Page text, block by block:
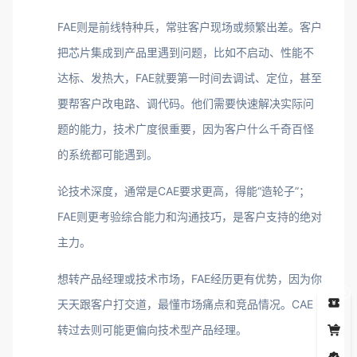
FAE则是前线特种兵，常驻客户现场或频繁出差。客户
把芯片集成到产品里遇到问题，比如不启动、性能不
达标、发热大，FAE就要第一时间去调试、定位，甚至
要帮客户改电路、调代码。他们需要快速解决实际问
题的能力，技术广度很重要，因为客户什么千奇百怪
的系统都可能遇到。
论技术深度，通常是CAE要求更高，得能“造轮子”；
FAE则更考验综合能力和沟通技巧，是客户支持的绝对
主力。
想转产品经理或技术市场，FAE经历更有优势，因为你
天天跟客户打交道，最懂市场痛点和竞品情况。CAE
转过去则可能更偏向技术型产品经理。